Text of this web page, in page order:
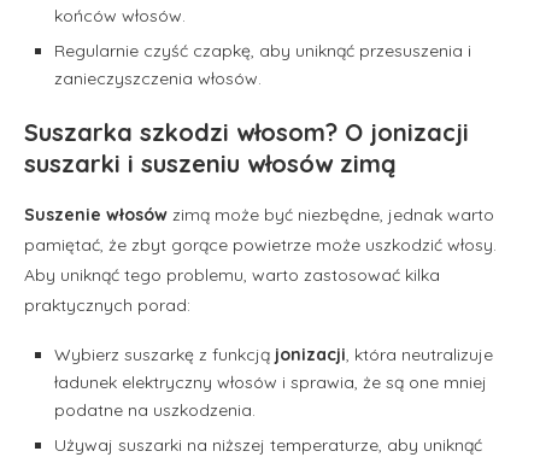
końców włosów.
Regularnie czyść czapkę, aby uniknąć przesuszenia i
zanieczyszczenia włosów.
Suszarka szkodzi włosom? O jonizacji
suszarki i suszeniu włosów zimą
Suszenie włosów zimą może być niezbędne, jednak warto
pamiętać, że zbyt gorące powietrze może uszkodzić włosy.
Aby uniknąć tego problemu, warto zastosować kilka
praktycznych porad:
Wybierz suszarkę z funkcją jonizacji, która neutralizuje
ładunek elektryczny włosów i sprawia, że są one mniej
podatne na uszkodzenia.
Używaj suszarki na niższej temperaturze, aby uniknąć